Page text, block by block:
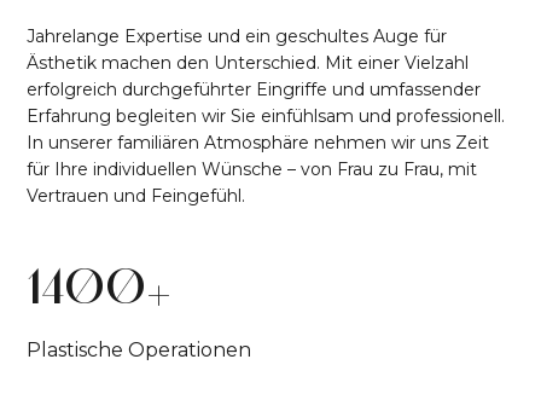
Jahrelange Expertise und ein geschultes Auge für
Ästhetik machen den Unterschied. Mit einer Vielzahl
erfolgreich durchgeführter Eingriffe und umfassender
Erfahrung begleiten wir Sie einfühlsam und professionell.
In unserer familiären Atmosphäre nehmen wir uns Zeit
für Ihre individuellen Wünsche – von Frau zu Frau, mit
Vertrauen und Feingefühl.
1400+
Plastische Operationen